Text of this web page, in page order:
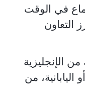
في الوقت
التعاون
الإنجليزية
اليابانية، من